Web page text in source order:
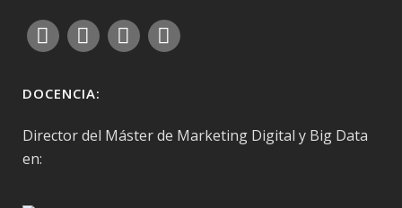
DOCENCIA:
Director del Máster de Marketing Digital y Big Data
en: